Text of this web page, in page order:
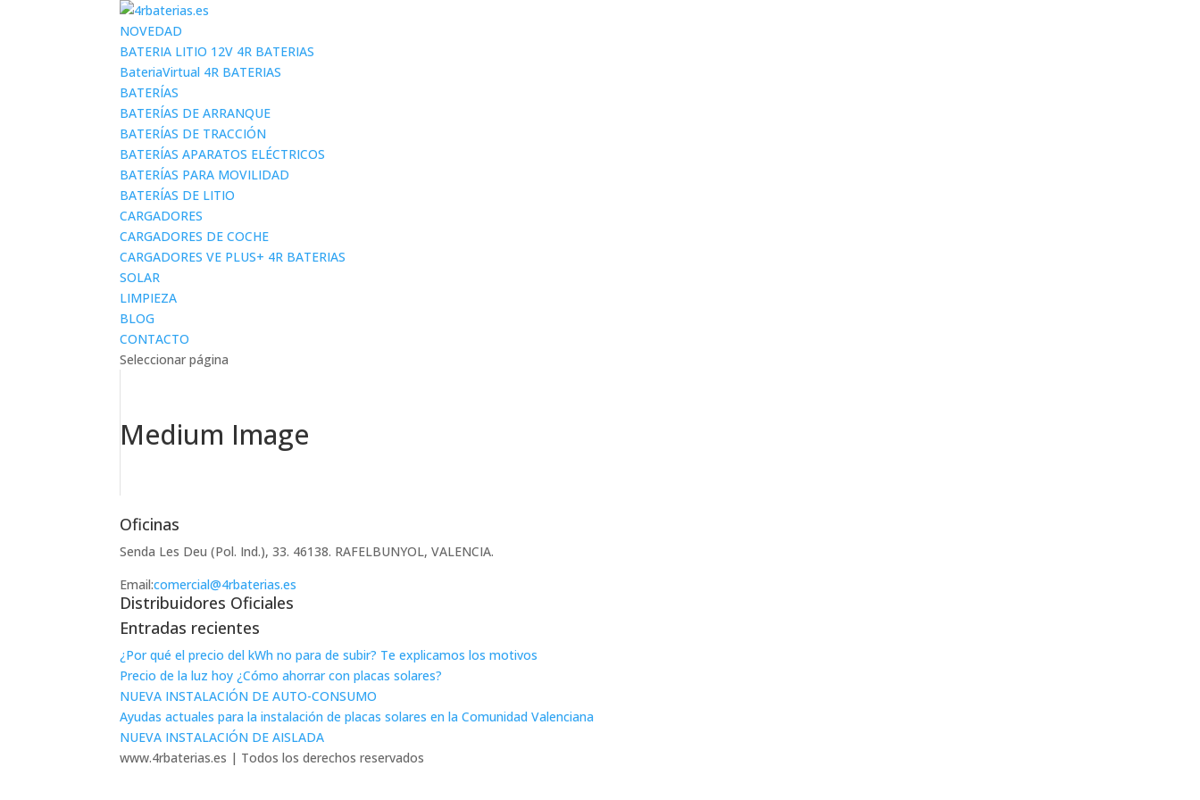
NOVEDAD
BATERIA LITIO 12V 4R BATERIAS
BateriaVirtual 4R BATERIAS
BATERÍAS
BATERÍAS DE ARRANQUE
BATERÍAS DE TRACCIÓN
BATERÍAS APARATOS ELÉCTRICOS
BATERÍAS PARA MOVILIDAD
BATERÍAS DE LITIO
CARGADORES
CARGADORES DE COCHE
CARGADORES VE PLUS+ 4R BATERIAS
SOLAR
LIMPIEZA
BLOG
CONTACTO
Seleccionar página
Medium Image
Oficinas
Senda Les Deu (Pol. Ind.), 33. 46138. RAFELBUNYOL, VALENCIA.
Email:comercial@4rbaterias.es
Distribuidores Oficiales
Entradas recientes
¿Por qué el precio del kWh no para de subir? Te explicamos los motivos
Precio de la luz hoy ¿Cómo ahorrar con placas solares?
NUEVA INSTALACIÓN DE AUTO-CONSUMO
Ayudas actuales para la instalación de placas solares en la Comunidad Valenciana
NUEVA INSTALACIÓN DE AISLADA
www.4rbaterias.es | Todos los derechos reservados